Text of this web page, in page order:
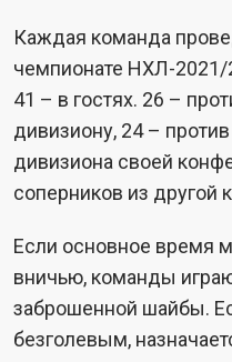
Каждая команда
чемпионате НХЛ-2021/
41 – в гостях. 26 –
дивизиону, 24 –
дивизиона своей
соперников из другой
Если основное время
вничью, команды
заброшенной шайбы.
безголевым,